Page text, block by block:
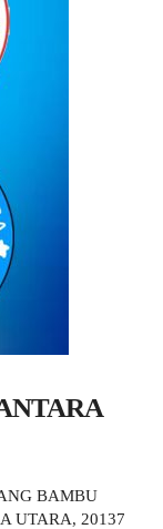
BAMBU
UTARA, 20137